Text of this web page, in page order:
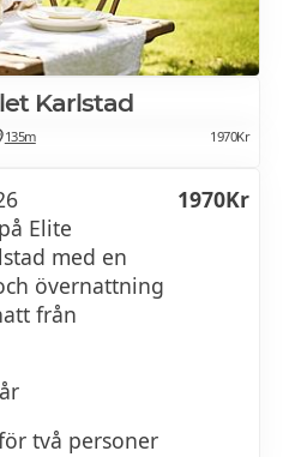
Karlstad
135m 1970Kr
Elite
med en
övernattning
från
1970Kr
två personer